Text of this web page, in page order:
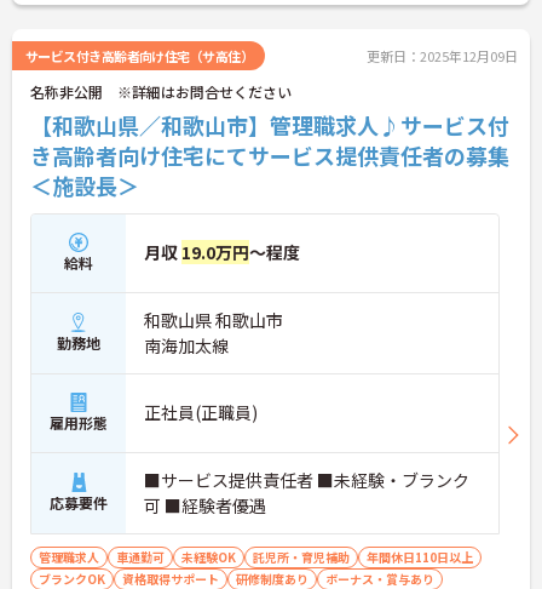
サービス付き高齢者向け住宅（サ高住） 更新日：2025年12月09日
名称非公開 ※詳細はお問合せください
【和歌山県／和歌山市】管理職求人♪サービス付
き高齢者向け住宅にてサービス提供責任者の募集
＜施設長＞
給料 月収 19.0万円～程度
勤務地
和歌山県 和歌山市
南海加太線
雇用形態 正社員(正職員)
応募要件
■サービス提供責任者 ■未経験・ブランク
可 ■経験者優遇
管理職求人 車通勤可 未経験OK 託児所・育児補助
年間休日110日以上
ブランクOK
資格取得サポート 研修制度あり ボーナス・賞与あり